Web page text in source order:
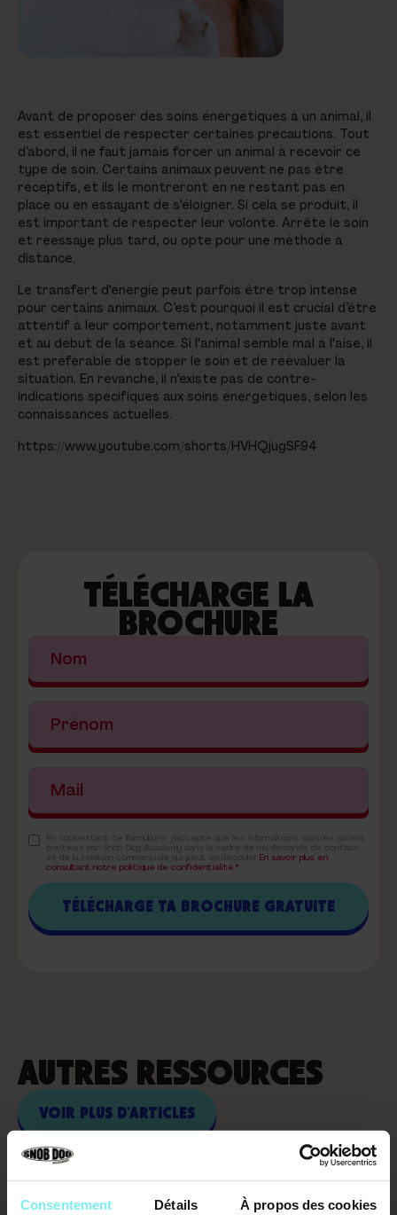
Consentement Détails À propos des cookies
Avant de proposer des soins énergétiques à un animal, il
est essentiel de respecter certaines précautions. Tout
d’abord, il ne faut jamais forcer un animal à recevoir ce
type de soin. Certains animaux peuvent ne pas être
réceptifs, et ils le montreront en ne restant pas en
place ou en essayant de s'éloigner. Si cela se produit, il
est important de respecter leur volonté. Arrête le soin
et réessaye plus tard, ou opte pour une méthode à
distance.
Le transfert d'énergie peut parfois être trop intense
pour certains animaux. C’est pourquoi il est crucial d’être
attentif à leur comportement, notamment juste avant
et au début de la séance. Si l'animal semble mal à l'aise, il
est préférable de stopper le soin et de réévaluer la
situation. En revanche, il n'existe pas de contre-
indications spécifiques aux soins énergétiques, selon les
connaissances actuelles.
https://www.youtube.com/shorts/HVHQjugSF94
TÉLÉCHARGE LA
BROCHURE
En savoir plus en
consultant notre politique de confidentialité.*
AUTRES RESSOURCES
VOIR PLUS D'ARTICLES